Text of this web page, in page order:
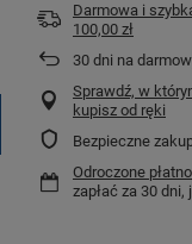
Darmowa i
100,00 zł
30 dni na
Sprawdź, w
kupisz od ręki
Bezpieczne
Odroczone
zapłać za 30